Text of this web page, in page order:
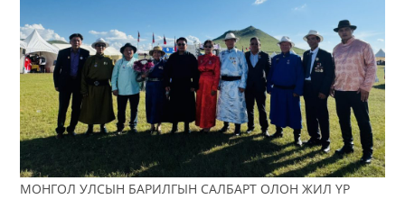
МОНГОЛ УЛСЫН БАРИЛГЫН САЛБАРТ ОЛОН ЖИЛ ҮР